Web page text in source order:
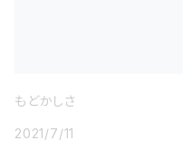
もどかしさ
2021/7/11